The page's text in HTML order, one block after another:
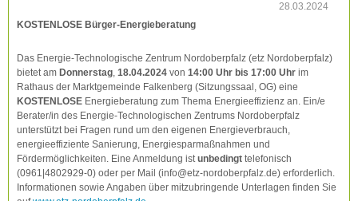
28.03.2024
KOSTENLOSE Bürger-Energieberatung
Das Energie-Technologische Zentrum Nordoberpfalz (etz Nordoberpfalz)
bietet am Donnerstag, 18.04.2024 von 14:00 Uhr bis 17:00 Uhr im
Rathaus der Marktgemeinde Falkenberg (Sitzungssaal, OG) eine
KOSTENLOSE Energieberatung zum Thema Energieeffizienz an. Ein/e
Berater/in des Energie-Technologischen Zentrums Nordoberpfalz
unterstützt bei Fragen rund um den eigenen Energieverbrauch,
energieeffiziente Sanierung, Energiesparmaßnahmen und
Fördermöglichkeiten. Eine Anmeldung istunbedingt telefonisch
(0961|4802929-0) oder per Mail (info@etz-nordoberpfalz.de) erforderlich.
Informationen sowie Angaben über mitzubringende Unterlagen finden Sie